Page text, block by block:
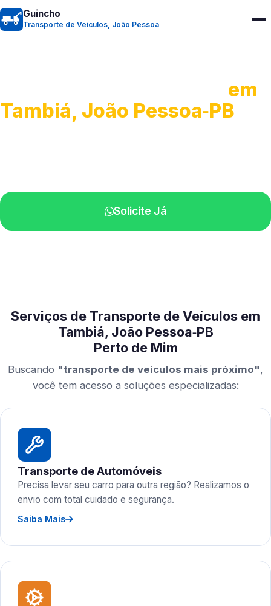
Guincho
Transporte de Veículos, João Pessoa
em
Tambiá, João Pessoa‑PB
Solicite Já
Serviços de Transporte de Veículos em
Tambiá, João Pessoa‑PB
Perto de Mim
Buscando "transporte de veículos mais próximo",
você tem acesso a soluções especializadas:
Transporte de Automóveis
Precisa levar seu carro para outra região? Realizamos o
envio com total cuidado e segurança.
Saiba Mais